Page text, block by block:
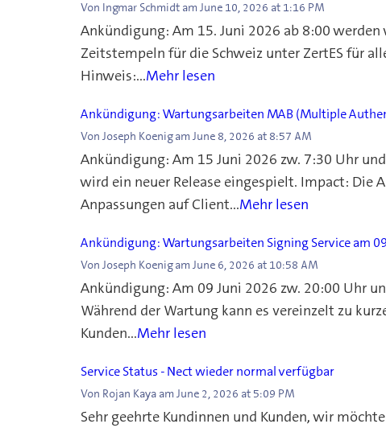
Von Ingmar Schmidt am June 10, 2026 at 1:16 PM
Ankündigung: Am 15. Juni 2026 ab 8:00
Zeitstempeln für die Schweiz unter ZertES für
Hinweis:...Mehr lesen
Ankündigung: Wartungsarbeiten MAB (Multiple
Von Joseph Koenig am June 8, 2026 at 8:57 AM
Ankündigung: Am 15 Juni 2026 zw. 7:30 Uhr
wird ein neuer Release eingespielt. Impact: Die
Anpassungen auf Client...Mehr lesen
Ankündigung: Wartungsarbeiten Signing Service am
Von Joseph Koenig am June 6, 2026 at 10:58 AM
Ankündigung: Am 09 Juni 2026 zw. 20:00 Uhr
Während der Wartung kann es vereinzelt zu
Kunden...Mehr lesen
Service Status - Nect wieder normal verfügbar
Von Rojan Kaya am June 2, 2026 at 5:09 PM
Sehr geehrte Kundinnen und Kunden, wir